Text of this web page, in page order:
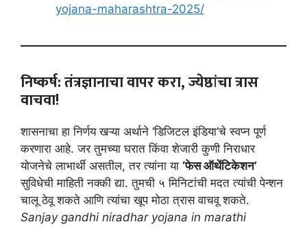
yojana-maharashtra-2025/
निष्कर्ष: तंत्रज्ञानाचा वापर करा, ज्येष्ठांचा त्रास
वाचवा!
शासनाचा हा निर्णय खऱ्या अर्थाने ‘डिजिटल इंडिया’चे स्वप्न पूर्ण
करणारा आहे. जर तुमच्या घरात किंवा शेजारी कुणी निराधार
योजनेचे लाभार्थी असतील, तर त्यांना या ‘फेस ऑथेंटिकेशन’
सुविधेची माहिती नक्की द्या. तुमची ५ मिनिटांची मदत त्यांची पेन्शन
चालू ठेवू शकते आणि त्यांचा खूप मोठा त्रास वाचवू शकते.
Sanjay gandhi niradhar yojana in marathi